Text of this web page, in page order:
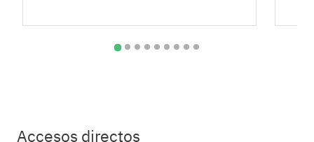
Accesos directos